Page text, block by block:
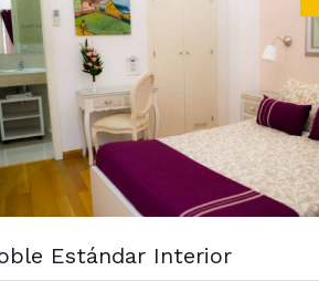
Estándar Interior